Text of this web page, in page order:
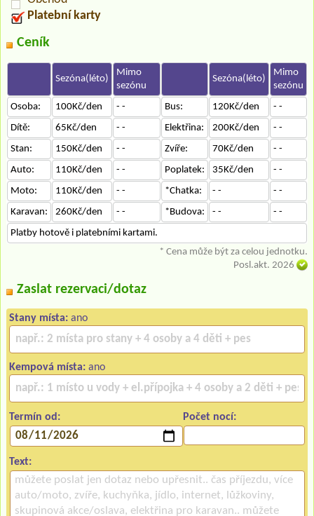
Platební karty
Ceník
Sezóna(léto)
Mimo
sezónu
Sezóna(léto)
Mimo
sezónu
Osoba:
100Kč/den - - Bus: 120Kč/den
- -
Dítě:
65Kč/den - - Elektřina: 200Kč/den
- -
Stan:
150Kč/den - - Zvíře: 70Kč/den
- -
Auto:
110Kč/den - - Poplatek: 35Kč/den
- -
Moto:
110Kč/den - - *Chatka: - -
- -
Karavan:
260Kč/den - - *Budova: - -
- -
Platby hotově i platebními kartami.
* Cena může být za celou jednotku.
Posl.akt. 2026
Zaslat rezervaci/dotaz
Stany místa: ano
Kempová místa: ano
Termín od: Počet nocí:
Text: